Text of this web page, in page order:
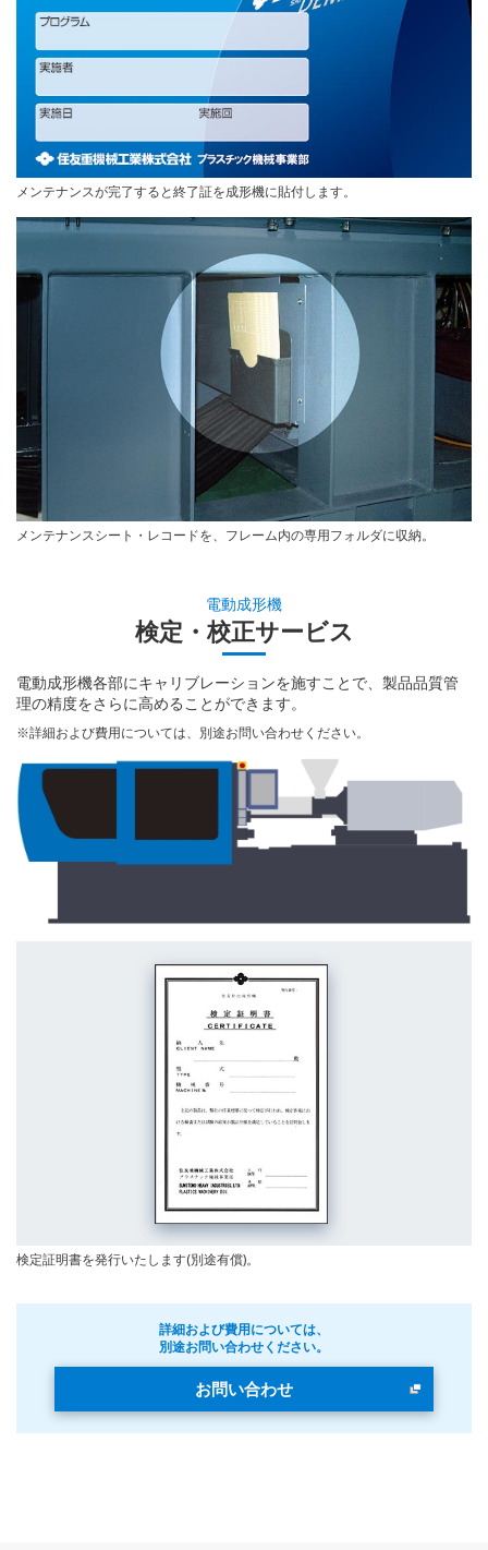
メンテナンスが完了すると終了証を成形機に貼付します。
メンテナンスシート・レコードを、フレーム内の専用フォルダに収納。
電動成形機
検定・校正サービス
電動成形機各部にキャリブレーションを施すことで、製品品質管
理の精度をさらに高めることができます。
※詳細および費用については、別途お問い合わせください。
検定証明書を発行いたします(別途有償)。
詳細および費用については、
別途お問い合わせください。
お問い合わせ